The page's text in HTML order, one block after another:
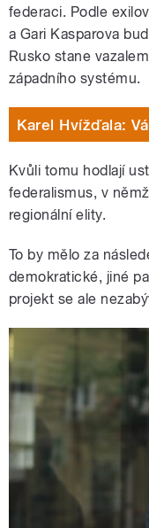
federaci. Podle
a Gari Kasparova
Rusko stane
západního systému.
Karel Hvížďala:
Kvůli tomu hodlají
federalismus, v
regionální elity.
To by mělo za
demokratické, jiné
projekt se ale